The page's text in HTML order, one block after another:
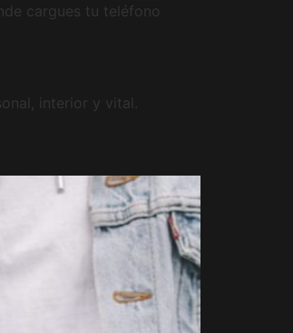
cargues tu teléfono
interior y vital.